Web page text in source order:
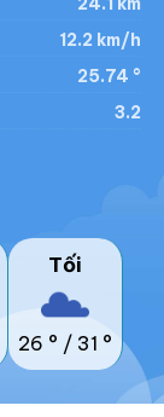
12.2 km/h
25.74 °
3.2
Tối
26 ° / 31 °